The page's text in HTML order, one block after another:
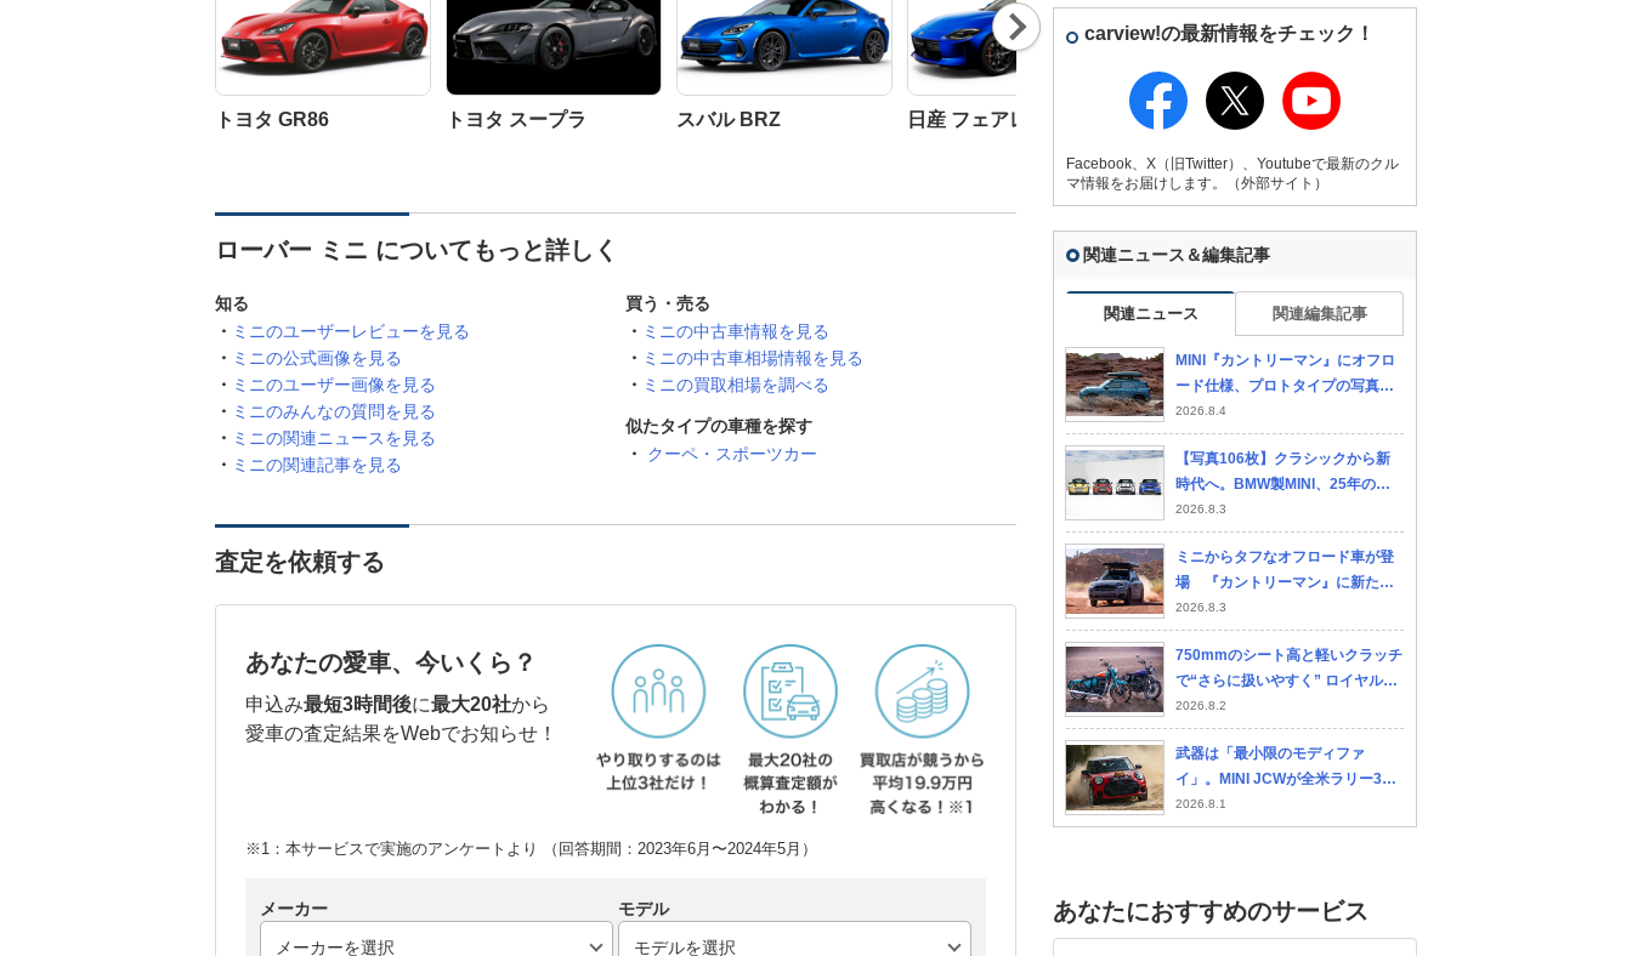
トヨタ GR86 トヨタ スープラ スバル BRZ 日産 フェアレディZ ポルシェ 911
Nex
t
ローバー ミニ についてもっと詳しく
知る
ミニのユーザーレビューを見る
ミニの公式画像を見る
ミニのユーザー画像を見る
ミニのみんなの質問を見る
ミニの関連ニュースを見る
ミニの関連記事を見る
買う・売る
ミニの中古車情報を見る
ミニの中古車相場情報を見る
ミニの買取相場を調べる
似たタイプの車種を探す
クーペ・スポーツカー
査定を依頼する
あなたの愛車、今いくら？
申込み最短3時間後に最大20社から
愛車の査定結果をWebでお知らせ！
※1：本サービスで実施のアンケートより （回答期間：2023年6月〜2024年5月）
メーカー モデル
carview!の最新情報をチェック！
Facebook、X（旧Twitter）、Youtubeで最新のクル
マ情報をお届けします。（外部サイト）
関連ニュース＆編集記事
関連ニュース 関連編集記事
MINI『カントリーマン』にオフロ
ード仕様、プロトタイプの写真公
開…デビューは10月
2026.8.4
【写真106枚】クラシックから新
時代へ。BMW製MINI、25年のデ
ザイン進化を辿る
2026.8.3
ミニからタフなオフロード車が登
場 『カントリーマン』に新たな
特別仕様車 10月正式発表へ
2026.8.3
750mmのシート高と軽いクラッチ
で“さらに扱いやすく” ロイヤルエ
ンフィールド新型「ゴアン・クラ
シック350」で進化したふたつの
ポイントとは
2026.8.2
武器は「最小限のモディファ
イ」。MINI JCWが全米ラリー3位
で証明した市販モデルの真価
2026.8.1
あなたにおすすめのサービス